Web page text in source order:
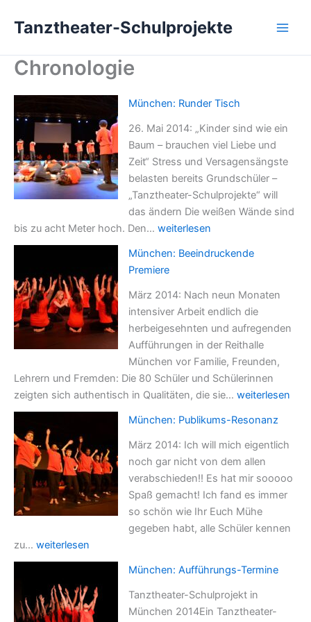
InhaltTanztheater-Schulprojekte
Chronologie
München: Runder Tisch
26. Mai 2014: „Kinder sind wie ein
Baum – brauchen viel Liebe und
Zeit“ Stress und Versagensängste
belasten bereits Grundschüler –
„Tanztheater-Schulprojekte“ will
das ändern Die weißen Wände sind
bis zu acht Meter hoch. Den… München:
Tisch
weiterlesen
München: Beeindruckende
Premiere
März 2014: Nach neun Monaten
intensiver Arbeit endlich die
herbeigesehnten und aufregenden
Aufführungen in der Reithalle
München vor Familie, Freunden,
Lehrern und Fremden: Die 80 Schüler und Schülerinnen
zeigten sich authentisch in Qualitäten, die sie… München:
Premiere
weiterlesen
München: Publikums-Resonanz
März 2014: Ich will mich eigentlich
noch gar nicht von dem allen
verabschieden!! Es hat mir sooooo
Spaß gemacht! Ich fand es immer
so schön wie Ihr Euch Mühe
gegeben habt, alle Schüler kennen
zu… München:
Publikums-
weiterlesen
München: Aufführungs-Termine
Tanztheater-Schulprojekt in
München 2014Ein Tanztheater-